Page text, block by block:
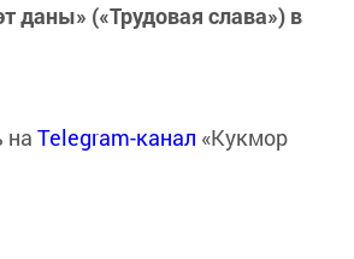
даны» («Трудовая слава») в
на Telegram-канал «Кукмор